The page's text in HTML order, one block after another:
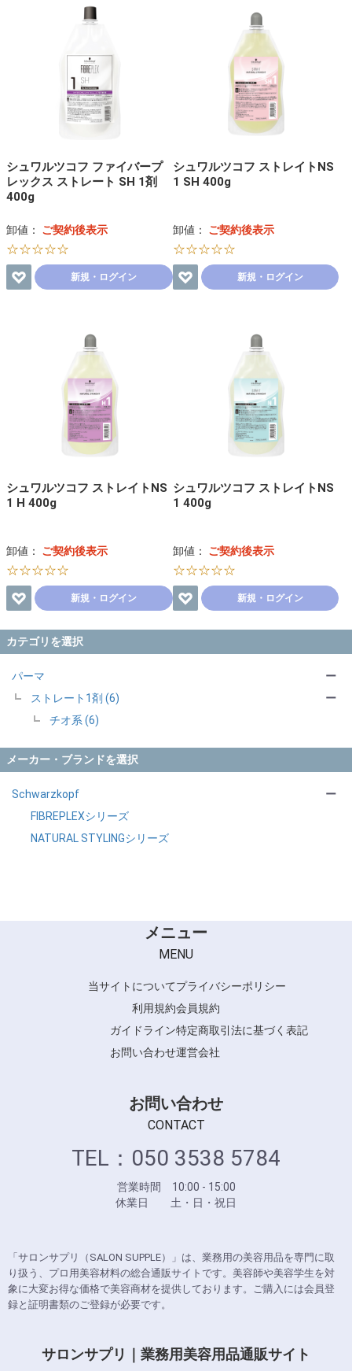
カテゴリを選択
パーマ
ストレート1剤 (6)
チオ系 (6)
ー
ー
メーカー・ブランドを選択
Schwarzkopf
FIBREPLEXシリーズ
NATURAL STYLINGシリーズ
ー
シュワルツコフ ファイバープ
レックス ストレート SH 1剤
400g
卸値： ご契約後表示
☆☆☆☆☆
新規・ログイン
シュワルツコフ ストレイトNS
1 SH 400g
卸値： ご契約後表示
☆☆☆☆☆
新規・ログイン
シュワルツコフ ストレイトNS
1 H 400g
卸値： ご契約後表示
☆☆☆☆☆
新規・ログイン
シュワルツコフ ストレイトNS
1 400g
卸値： ご契約後表示
☆☆☆☆☆
新規・ログイン
メニュー
MENU
当サイトについてプライバシーポリシー
利用規約会員規約
ガイドライン特定商取引法に基づく表記
お問い合わせ運営会社
お問い合わせ
CONTACT
TEL：050 3538 5784
営業時間 10:00 - 15:00
休業日 土・日・祝日
「サロンサプリ（SALON SUPPLE）」は、業務用の美容用品を専門に取
り扱う、プロ用美容材料の総合通販サイトです。美容師や美容学生を対
象に大変お得な価格で美容商材を提供しております。ご購入には会員登
録と証明書類のご登録が必要です。
サロンサプリ｜業務用美容用品通販サイト